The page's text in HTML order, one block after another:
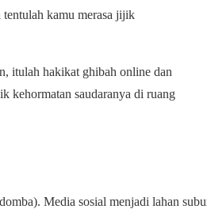
tentulah kamu merasa jijik
itulah hakikat ghibah online dan
kehormatan saudaranya di ruang
Media sosial menjadi lahan